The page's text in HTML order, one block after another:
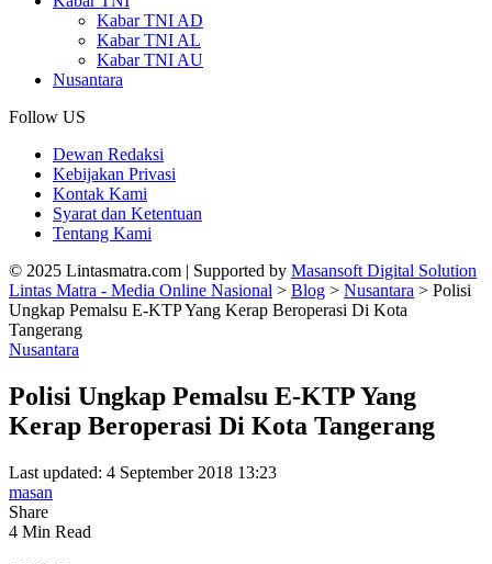
Kabar TNI AD
Kabar TNI AL
Kabar TNI AU
Nusantara
Follow US
Dewan Redaksi
Kebijakan Privasi
Kontak Kami
Syarat dan Ketentuan
Tentang Kami
© 2025 Lintasmatra.com | Supported by Masansoft Digital Solution
Lintas Matra - Media Online Nasional > Blog > Nusantara > Polisi
Ungkap Pemalsu E-KTP Yang Kerap Beroperasi Di Kota
Tangerang
Nusantara
Polisi Ungkap Pemalsu E-KTP Yang
Kerap Beroperasi Di Kota Tangerang
Last updated: 4 September 2018 13:23
masan
Share
4 Min Read